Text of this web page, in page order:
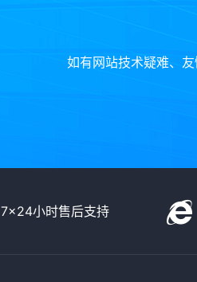
如有网站技术疑难、
7x24小时售后支持